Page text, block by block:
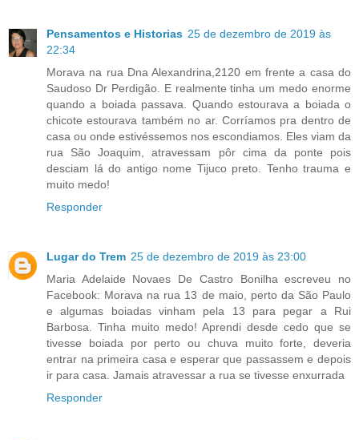
Pensamentos e Historias 25 de dezembro de 2019 às
22:34
Morava na rua Dna Alexandrina,2120 em frente a casa do
Saudoso Dr Perdigão. E realmente tinha um medo enorme
quando a boiada passava. Quando estourava a boiada o
chicote estourava também no ar. Corríamos pra dentro de
casa ou onde estivéssemos nos escondiamos. Eles viam da
rua São Joaquim, atravessam pôr cima da ponte pois
desciam lá do antigo nome Tijuco preto. Tenho trauma e
muito medo!
Responder
Lugar do Trem 25 de dezembro de 2019 às 23:00
Maria Adelaide Novaes De Castro Bonilha escreveu no
Facebook: Morava na rua 13 de maio, perto da São Paulo
e algumas boiadas vinham pela 13 para pegar a Rui
Barbosa. Tinha muito medo! Aprendi desde cedo que se
tivesse boiada por perto ou chuva muito forte, deveria
entrar na primeira casa e esperar que passassem e depois
ir para casa. Jamais atravessar a rua se tivesse enxurrada
Responder